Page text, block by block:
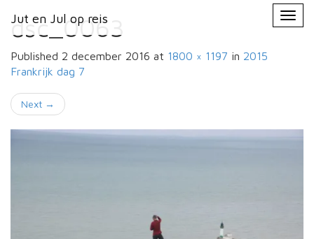
Jut en Jul op reis
Primary
Menu
Jut en Jul op reis
dsc_0063
Published 2 december 2016 at 1800 × 1197 in 2015
Frankrijk dag 7
Next →